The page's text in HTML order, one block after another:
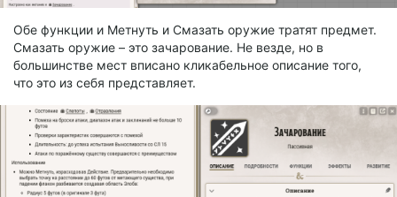
Обе функции и Метнуть и Смазать оружие тратят предмет.
Смазать оружие – это зачарование. Не везде, но в
большинстве мест вписано кликабельное описание того,
что это из себя представляет.